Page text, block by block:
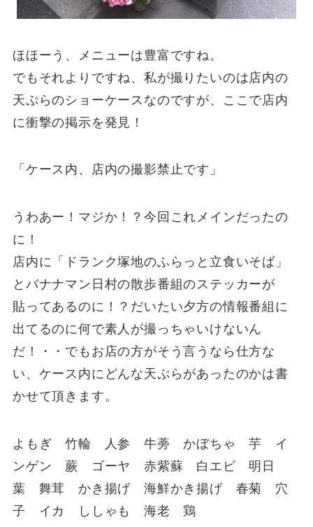
ほほーう、メニューは豊富ですね。
でもそれよりですね、私が撮りたいのは店内の
天ぷらのショーケースなのですが、ここで店内
に衝撃の掲示を発見！
「ケース内、店内の撮影禁止です」
うわあー！マジか！？今回これメインだったの
に！
店内に「ドランク塚地のふらっと立食いそば」
とバナナマン日村の散歩番組のステッカーが
貼ってあるのに！？だいたい夕方の情報番組に
出てるのに何で素人が撮っちゃいけないん
だ！・・でもお店の方がそう言うなら仕方な
い、ケース内にどんな天ぷらがあったのかは書
かせて頂きます。
よもぎ 竹輪 人参 牛蒡 かぼちゃ 芋 イ
ンゲン 蕨 ゴーヤ 赤紫蘇 白エビ 明日
葉 舞茸 かき揚げ 海鮮かき揚げ 春菊 穴
子 イカ ししゃも 海老 鶏